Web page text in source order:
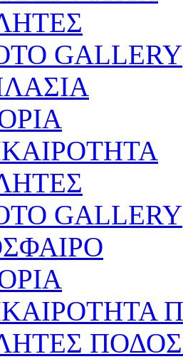
GALLERY
GALLERY